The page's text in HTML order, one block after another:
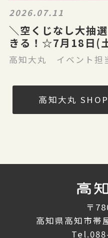
2026.07.11
＼空くじなし大抽
きる！☆7月18日(
高知大丸 イベント担
高知大丸
〒
高知県高知市帯
Tel.